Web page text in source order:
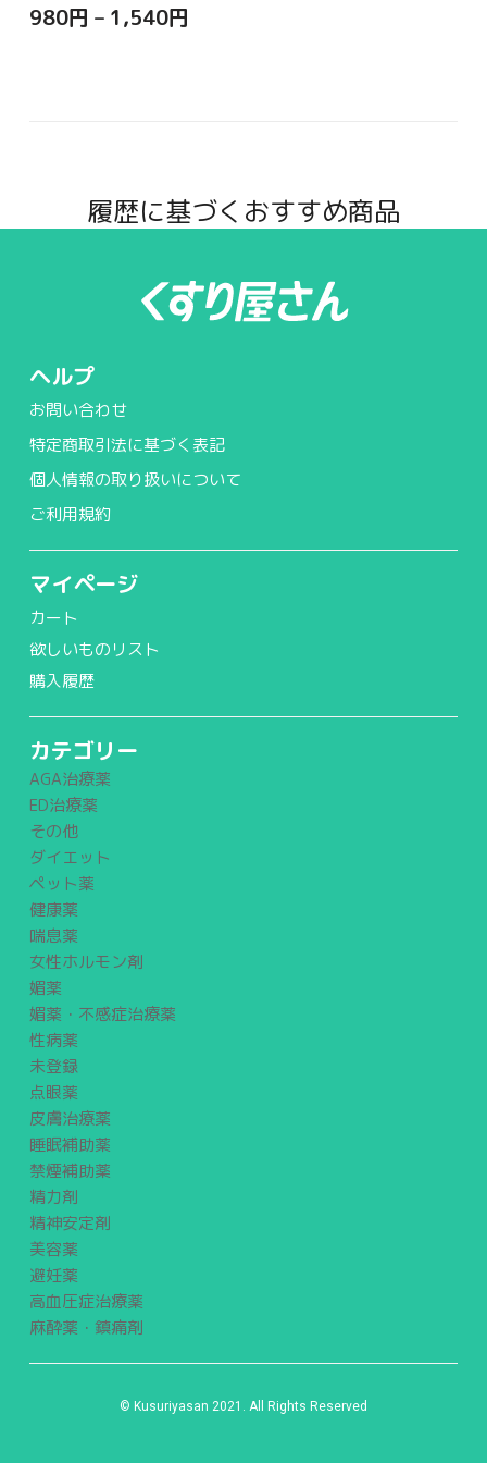
980円 – 1,540円
履歴に基づくおすすめ商品
ヘルプ
お問い合わせ
特定商取引法に基づく表記
個人情報の取り扱いについて
ご利用規約
マイページ
カート
欲しいものリスト
購入履歴
カテゴリー
AGA治療薬
ED治療薬
その他
ダイエット
ペット薬
健康薬
喘息薬
女性ホルモン剤
媚薬
媚薬・不感症治療薬
性病薬
未登録
点眼薬
皮膚治療薬
睡眠補助薬
禁煙補助薬
精力剤
精神安定剤
美容薬
避妊薬
高血圧症治療薬
麻酔薬・鎮痛剤
© Kusuriyasan 2021. All Rights Reserved